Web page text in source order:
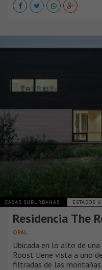
CASAS SUBURBANAS ESTADOS
Residencia The
OPAL
Ubicada en lo alto de
Roost tiene vista a uno
filtradas de las montañas